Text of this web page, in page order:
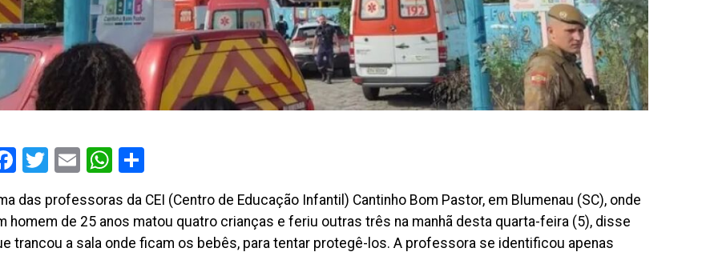
Facebook
Twitter
EmailWhatsApp
das professoras da CEI (Centro de Educação Infantil) Cantinho Bom Pastor, em Blumenau (SC), onde
homem de 25 anos matou quatro crianças e feriu outras três na manhã desta quarta-feira (5), disse
trancou a sala onde ficam os bebês, para tentar protegê-los. A professora se identificou apenas